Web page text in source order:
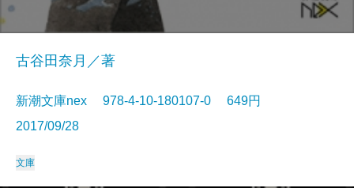
古谷田奈月／著
新潮文庫nex 978-4-10-180107-0 649円
2017/09/28
文庫